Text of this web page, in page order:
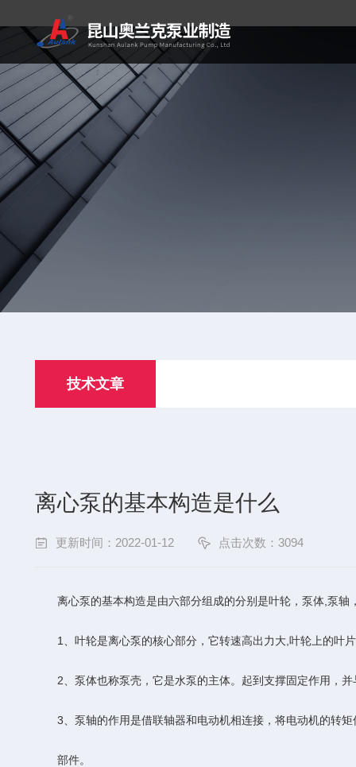
技术文章
离心泵的基本构造是什么
更新时间：2022-01-12 点击次数：3094
离心泵的基本构造是由六部分组成的分别是叶轮，泵体,泵轴
1、叶轮是离心泵的核心部分，它转速高出力大,叶轮上的叶片
2、泵体也称泵壳，它是水泵的主体。起到支撑固定作用，并
3、泵轴的作用是借联轴器和电动机相连接，将电动机的转矩
部件。